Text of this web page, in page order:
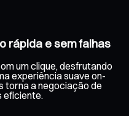
rápida e sem falhas
um clique, desfrutando
experiência suave on-
torna a negociação de
eficiente.